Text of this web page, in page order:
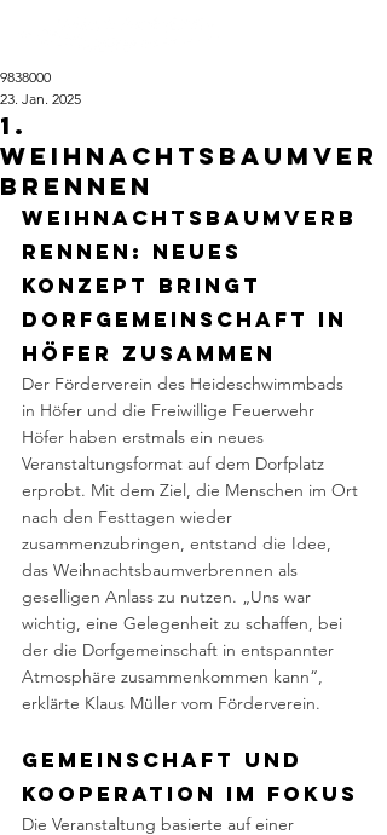
1.
Weihnachtsbaumver
brennen
9838000
23. Jan. 2025
Weihnachtsbaumverb
rennen: Neues
Konzept bringt
Dorfgemeinschaft in
Höfer zusammen
Der Förderverein des Heideschwimmbads
in Höfer und die Freiwillige Feuerwehr
Höfer haben erstmals ein neues
Veranstaltungsformat auf dem Dorfplatz
erprobt. Mit dem Ziel, die Menschen im Ort
nach den Festtagen wieder
zusammenzubringen, entstand die Idee,
das Weihnachtsbaumverbrennen als
geselligen Anlass zu nutzen. „Uns war
wichtig, eine Gelegenheit zu schaffen, bei
der die Dorfgemeinschaft in entspannter
Atmosphäre zusammenkommen kann“,
erklärte Klaus Müller vom Förderverein.
Gemeinschaft und
Kooperation im Fokus
Die Veranstaltung basierte auf einer